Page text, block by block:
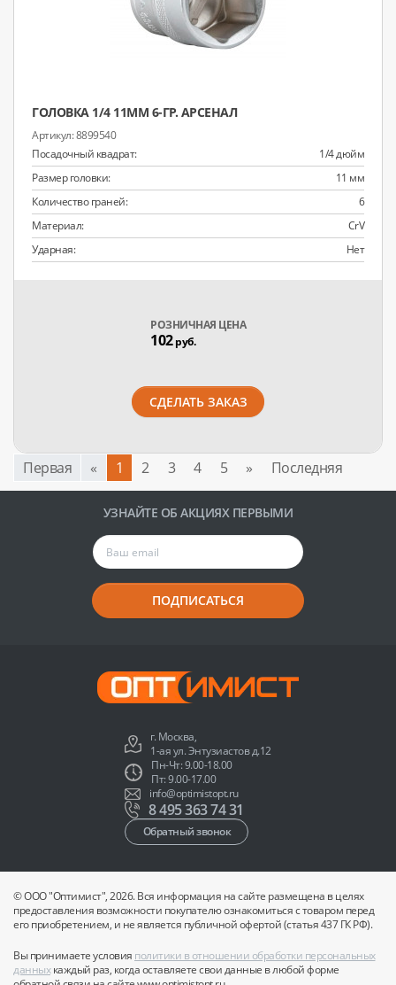
ГОЛОВКА 1/4 11ММ 6-ГР. АРСЕНАЛ
8899540
Посадочный квадрат:
1/4 дюйм
Размер головки:
11 мм
Количество граней:
6
Материал:
CrV
Ударная:
Нет
РОЗНИЧНАЯ ЦЕНА
102руб.
СДЕЛАТЬ ЗАКАЗ
Первая « 1 2 3 4 5 » Последняя
УЗНАЙТЕ ОБ АКЦИЯХ ПЕРВЫМИ
ПОДПИСАТЬСЯ
г. Москва,
1-ая ул. Энтузиастов д.12
Пн-Чт: 9.00-18.00
Пт: 9.00-17.00
info@optimistopt.ru
8 495 363 74 31
Обратный звонок
© ООО "Оптимист", 2026. Вся информация на сайте размещена в целях
предоставления возможности покупателю ознакомиться с товаром перед
его приобретением, и не является публичной офертой (статья 437 ГК РФ).
Вы принимаете условия политики в отношении обработки персональных
данныхкаждый раз, когда оставляете свои данные в любой форме